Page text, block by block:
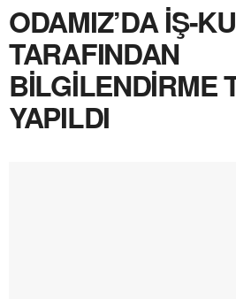
ODAMIZ’DA İŞ-
TARAFINDAN
BİLGİLENDİRME
YAPILDI